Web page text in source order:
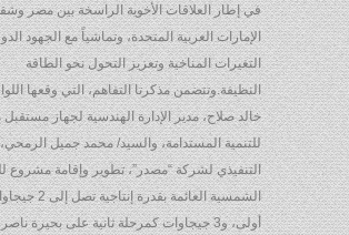
في إطار العلاقات الأخوية الراسخة بين مصر وشقيقتها دولة
الإمارات العربية المتحدة، وتماشياً مع الجهود الدولية لمواجهة
التغيرات المناخية وتعزيز التحول نحو الطاقة
النظيفة.وتتضمن مذكرتا التفاهم، التي وقعها اللواء مهندس/
خالد صلاح، مدير الإدارة الهندسية لجهاز مستقبل مصر
للتنمية المستدامة، والسيد/ محمد جميل الرمحي، الرئيس
التنفيذي لشركة “مصدر”، تطوير وإقامة مشروع للطاقة
الشمسية العائمة بقدرة إنتاجية تصل إلى 2 جيجاوات كمرحلة
أولى، و3 جيجاوات كمرحلة ثانية على بحيرة ناصر، إضافة إلى